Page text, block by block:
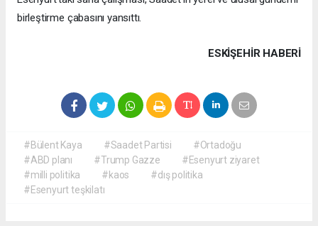
birleştirme çabasını yansıttı.
ESKIŞEHIR HABERİ
#Bülent Kaya #Saadet Partisi
#Ortadoğu
#ABD planı
#Trump Gazze
#Esenyurt ziyaret
#milli politika
#kaos
#dış politika
#Esenyurt teşkilatı